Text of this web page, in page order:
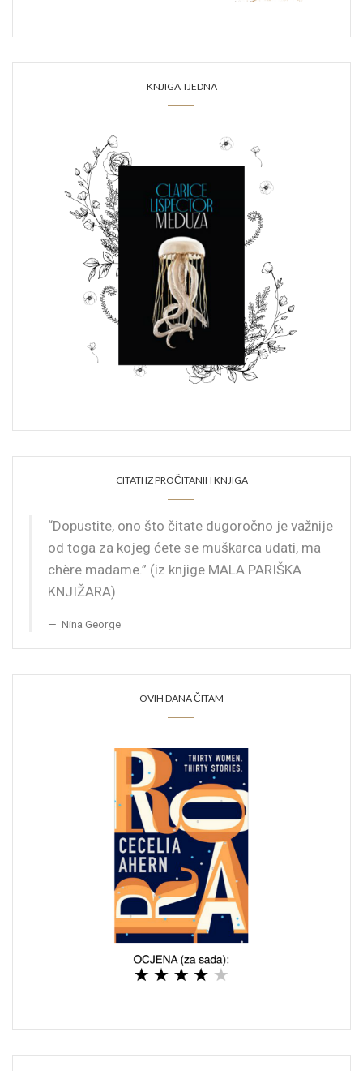
KNJIGA TJEDNA
CITATI IZ PROČITANIH KNJIGA
“Dopustite, ono što čitate dugoročno je važnije
od toga za kojeg ćete se muškarca udati, ma
chère madame.” (iz knjige MALA PARIŠKA
KNJIŽARA)
Nina George
OVIH DANA ČITAM